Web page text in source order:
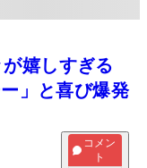
嬉しすぎる
」と喜び爆発
コメン
ト